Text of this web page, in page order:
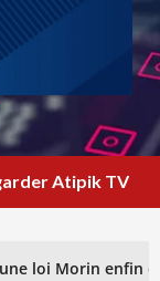
Atipik TV
loi Morin enfin